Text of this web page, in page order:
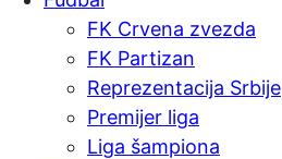
FK Crvena zvezda
FK Partizan
Reprezentacija Srbije
Premijer liga
Liga šampiona